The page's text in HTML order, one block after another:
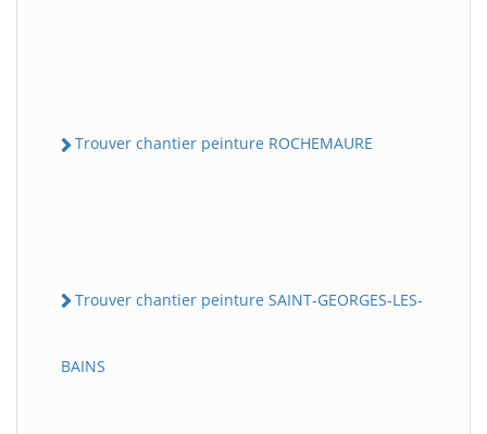
Trouver chantier peinture ROCHEMAURE
Trouver chantier peinture SAINT-GEORGES-LES-
BAINS